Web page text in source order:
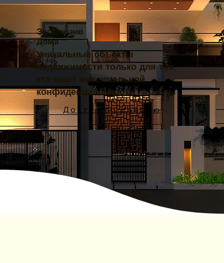
Эксклюзив
Дома
Уникальные объекты
недвижимости только для тех,
кто ищет максимальной
конфиденциальности.
Доступ по паролю